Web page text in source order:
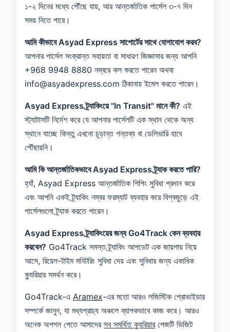
১-২ দিনের মধ্যে পৌঁছে যায়, আর আন্তর্জাতিক পার্সেল ৩-৭ দিন
সময় নিতে পারে।
আমি কীভাবে Asyad Express সাপোর্টের সাথে যোগাযোগ করব?
আপনার পার্সেল সংক্রান্ত সহায়তা বা সাধারণ জিজ্ঞাসার জন্য আপনি
+968 9948 8880 নম্বরে কল করতে পারেন অথবা
info@asyadexpress.com ঠিকানায় ইমেল করতে পারেন।
Asyad Express ট্র্যাকিংয়ে "In Transit" মানে কী? এই
স্ট্যাটাসটি নির্দেশ করে যে আপনার পার্সেলটি এক স্থান থেকে অন্য
স্থানে যাচ্ছে কিন্তু এখনো চূড়ান্ত গন্তব্য বা ডেলিভারি হাবে
পৌঁছায়নি।
আমি কি আন্তর্জাতিকভাবে Asyad Express ট্র্যাক করতে পারি?
হ্যাঁ, Asyad Express আন্তর্জাতিক শিপিং সুবিধা প্রদান করে
এবং আপনি একই ট্র্যাকিং নম্বর ফরম্যাট ব্যবহার করে বিশ্বজুড়ে এই
পার্সেলগুলো ট্র্যাক করতে পারেন।
Asyad Express ট্র্যাকিংয়ের জন্য Go4Track কেন ব্যবহার
করবেন? Go4Track সমস্ত ট্র্যাকিং আপডেট এক জায়গায় নিয়ে
আসে, রিয়েল-টাইম মনিটরিং সুবিধা দেয় এবং সুবিধার জন্য একাধিক
ক্যুরিয়ার সমর্থন করে।
Go4Track-এ Aramex-এর মতো আরও লজিস্টিক প্রোভাইডার
সম্পর্কে জানুন, যা মধ্যপ্রাচ্য অঞ্চলে ব্যাপকভাবে কাজ করে। আরও
অনেক অপশন পেতে আমাদের সব সমর্থিত ক্যুরিয়ারপেজটি ভিজিট